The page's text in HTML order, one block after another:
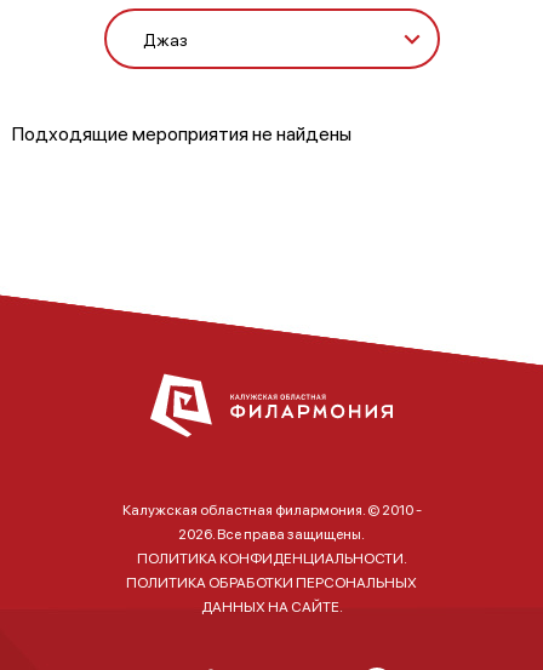
Подходящие мероприятия не найдены
Калужская областная филармония. © 2010 -
2026. Все права защищены.
ПОЛИТИКА КОНФИДЕНЦИАЛЬНОСТИ.
ПОЛИТИКА ОБРАБОТКИ ПЕРСОНАЛЬНЫХ
ДАННЫХ НА САЙТЕ.